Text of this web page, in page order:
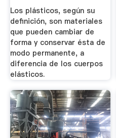
Los plásticos, según su
definición, son materiales
que pueden cambiar de
forma y conservar ésta de
modo permanente, a
diferencia de los cuerpos
elásticos.